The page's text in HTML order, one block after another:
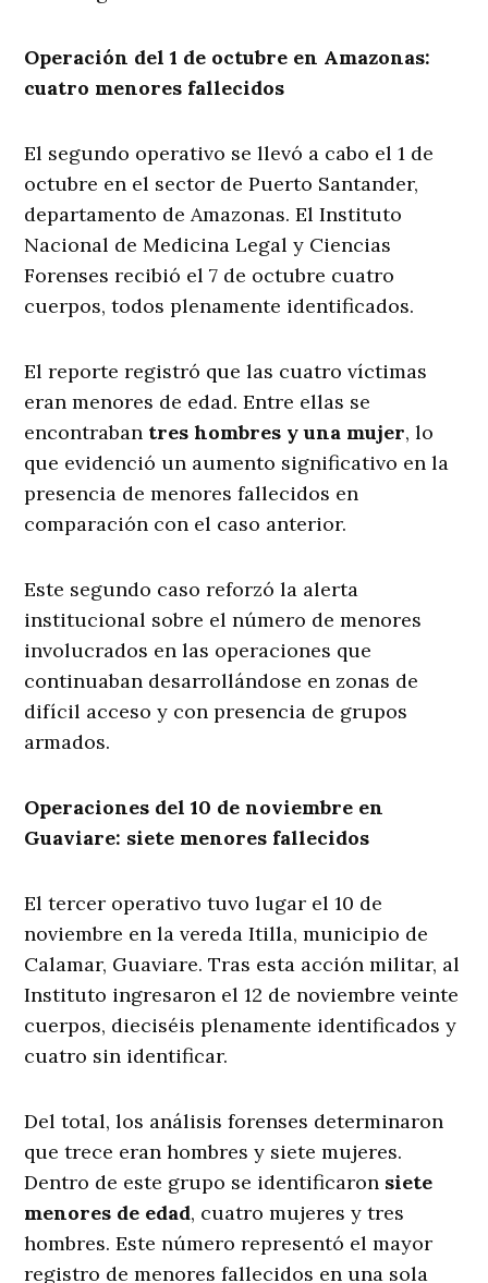
Operación del 1 de octubre en Amazonas:
cuatro menores fallecidos
El segundo operativo se llevó a cabo el 1 de
octubre en el sector de Puerto Santander,
departamento de Amazonas. El Instituto
Nacional de Medicina Legal y Ciencias
Forenses recibió el 7 de octubre cuatro
cuerpos, todos plenamente identificados.
El reporte registró que las cuatro víctimas
eran menores de edad. Entre ellas se
encontraban tres hombres y una mujer, lo
que evidenció un aumento significativo en la
presencia de menores fallecidos en
comparación con el caso anterior.
Este segundo caso reforzó la alerta
institucional sobre el número de menores
involucrados en las operaciones que
continuaban desarrollándose en zonas de
difícil acceso y con presencia de grupos
armados.
Operaciones del 10 de noviembre en
Guaviare: siete menores fallecidos
El tercer operativo tuvo lugar el 10 de
noviembre en la vereda Itilla, municipio de
Calamar, Guaviare. Tras esta acción militar, al
Instituto ingresaron el 12 de noviembre veinte
cuerpos, dieciséis plenamente identificados y
cuatro sin identificar.
Del total, los análisis forenses determinaron
que trece eran hombres y siete mujeres.
Dentro de este grupo se identificaron siete
menores de edad, cuatro mujeres y tres
hombres. Este número representó el mayor
registro de menores fallecidos en una sola